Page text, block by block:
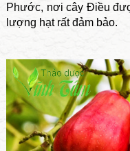
Phước, nơi cây Điều
lượng hạt rất đảm bảo.